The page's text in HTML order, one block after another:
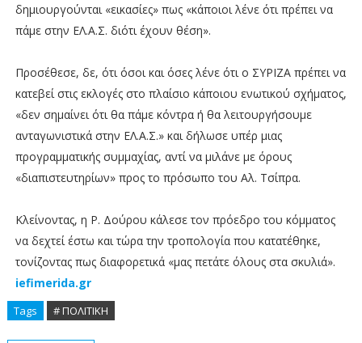
δημιουργούνται «εικασίες» πως «κάποιοι λένε ότι πρέπει να
πάμε στην ΕΛ.Α.Σ. διότι έχουν θέση».
Προσέθεσε, δε, ότι όσοι και όσες λένε ότι ο ΣΥΡΙΖΑ πρέπει να
κατεβεί στις εκλογές στο πλαίσιο κάποιου ενωτικού σχήματος,
«δεν σημαίνει ότι θα πάμε κόντρα ή θα λειτουργήσουμε
ανταγωνιστικά στην ΕΛ.Α.Σ.» και δήλωσε υπέρ μιας
προγραμματικής συμμαχίας, αντί να μιλάνε με όρους
«διαπιστευτηρίων» προς το πρόσωπο του Αλ. Τσίπρα.
Κλείνοντας, η Ρ. Δούρου κάλεσε τον πρόεδρο του κόμματος
να δεχτεί έστω και τώρα την τροπολογία που κατατέθηκε,
τονίζοντας πως διαφορετικά «μας πετάτε όλους στα σκυλιά».
iefimerida.gr
Tags # ΠΟΛΙΤΙΚΗ